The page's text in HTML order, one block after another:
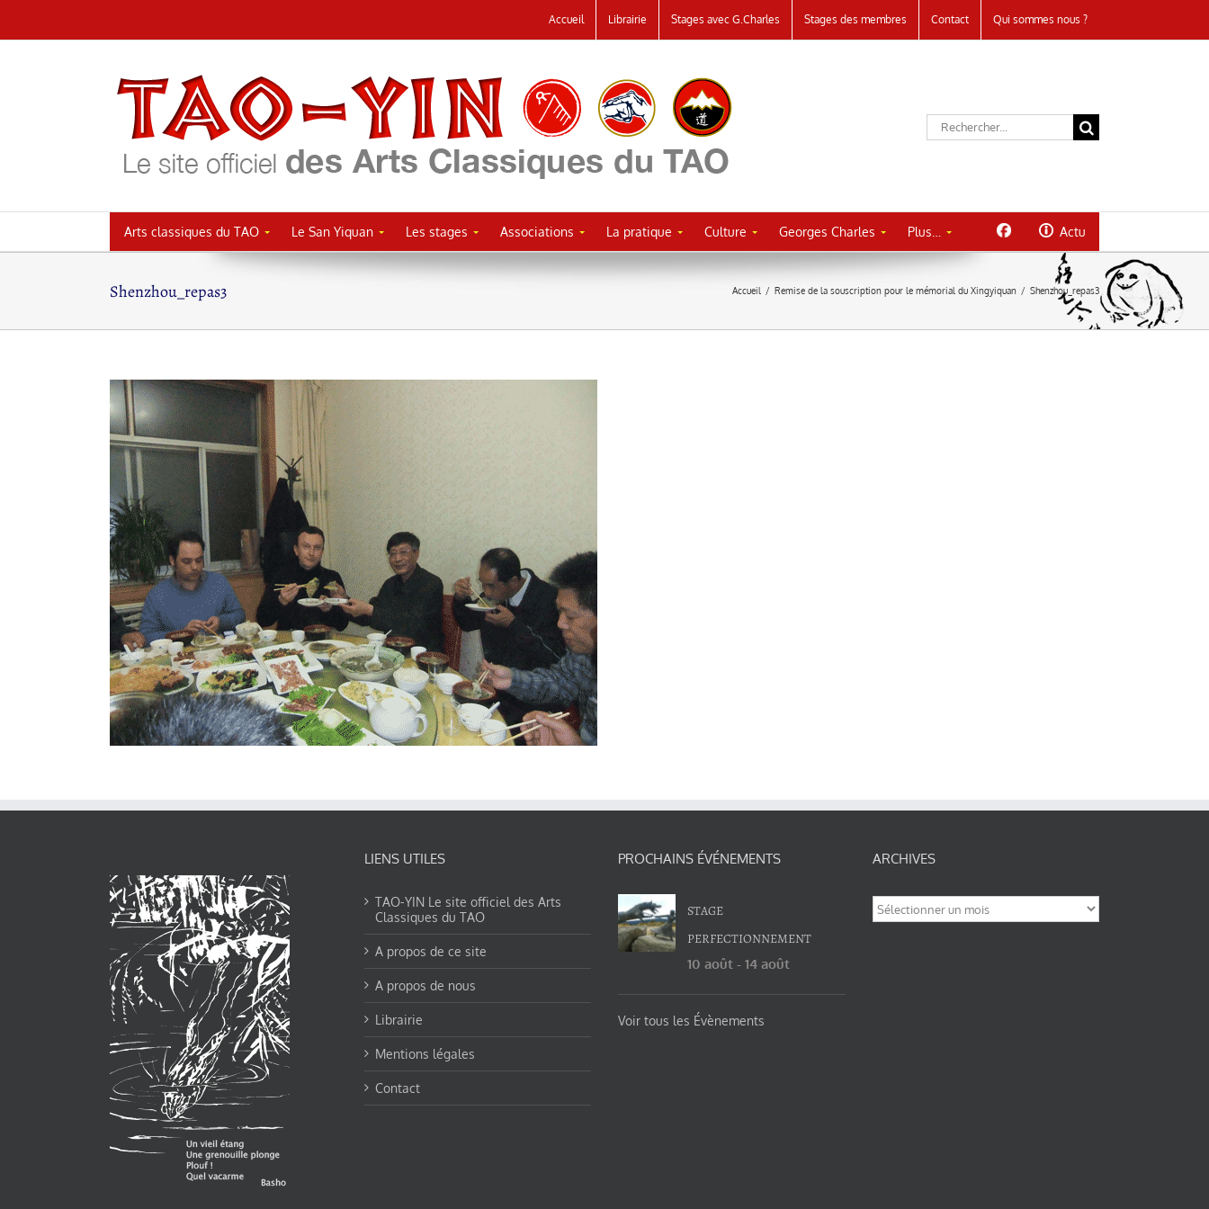
au
Accueil Librairie Stages avec G.Charles Stages des membres Contact Qui sommes nous ?
Rechercher:
Arts classiques du TAO Le San Yiquan Les stages Associations La pratique Culture Georges Charles Plus… Actu
Shenzhou_repas3 Accueil / Remise de la souscription pour le mémorial du Xingyiquan / Shenzhou_repas3
LIENS UTILES
TAO-YIN Le site officiel des Arts
Classiques du TAO
A propos de ce site
A propos de nous
Librairie
Mentions légales
Contact
PROCHAINS ÉVÉNEMENTS
STAGE
PERFECTIONNEMENT
10 août - 14 août
Voir tous les Évènements
ARCHIVES
Archives